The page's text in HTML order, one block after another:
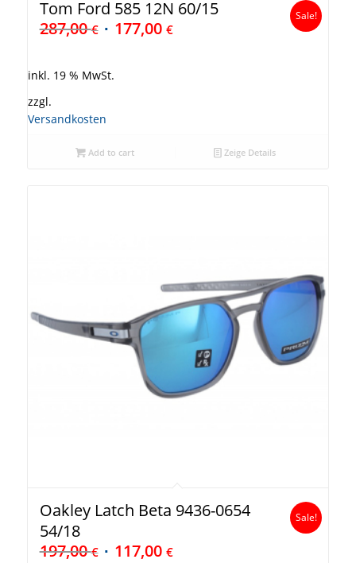
Tom Ford 585 12N 60/15
287,00€ 177,00 €
Sale!
inkl. 19 % MwSt.
zzgl.
Versandkosten
Add to cart Zeige Details
Oakley Latch Beta 9436-0654
54/18
197,00€ 117,00 €
Sale!